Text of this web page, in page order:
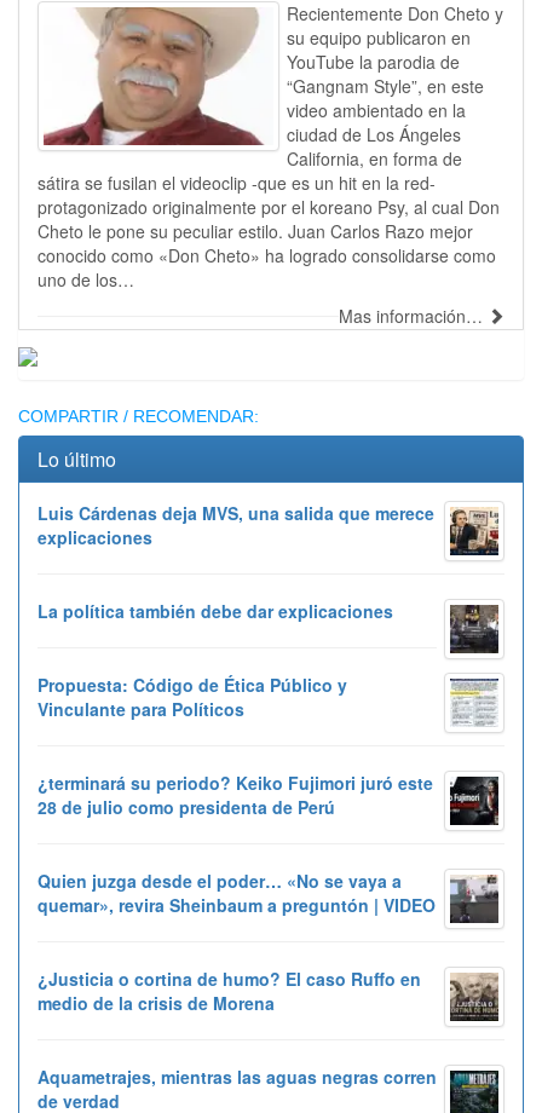
Recientemente Don Cheto y
su equipo publicaron en
YouTube la parodia de
“Gangnam Style”, en este
video ambientado en la
ciudad de Los Ángeles
California, en forma de
sátira se fusilan el videoclip -que es un hit en la red-
protagonizado originalmente por el koreano Psy, al cual Don
Cheto le pone su peculiar estilo. Juan Carlos Razo mejor
conocido como «Don Cheto» ha logrado consolidarse como
uno de los…
Mas información…
Publicidad
COMPARTIR / RECOMENDAR:
Lo último
Luis Cárdenas deja MVS, una salida que merece
explicaciones
La política también debe dar explicaciones
Propuesta: Código de Ética Público y
Vinculante para Políticos
¿terminará su periodo? Keiko Fujimori juró este
28 de julio como presidenta de Perú
Quien juzga desde el poder… «No se vaya a
quemar», revira Sheinbaum a preguntón | VIDEO
¿Justicia o cortina de humo? El caso Ruffo en
medio de la crisis de Morena
Aquametrajes, mientras las aguas negras corren
de verdad